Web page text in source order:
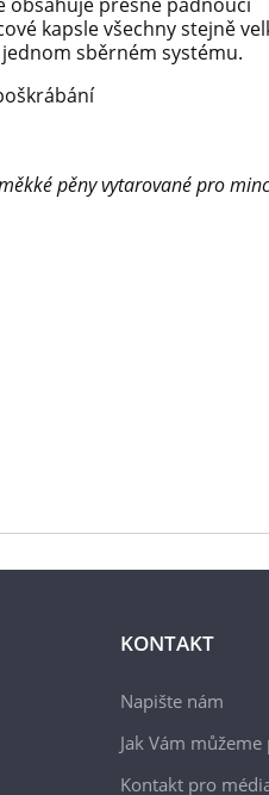
kapsle všechny stejně
sběrném systému.
pěny vytarované pro
KONTAKT
Napište nám
Jak Vám můžeme
Kontakt pro